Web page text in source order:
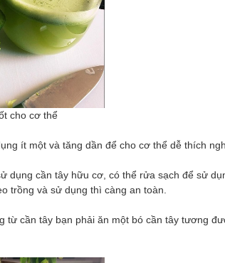
cho cơ thể
ít một và tăng dần để cho cơ thể dễ thích
dụng cần tây hữu cơ, có thể rửa sạch để sử
trồng và sử dụng thì càng an toàn.
từ cần tây bạn phải ăn một bó cần tây tương